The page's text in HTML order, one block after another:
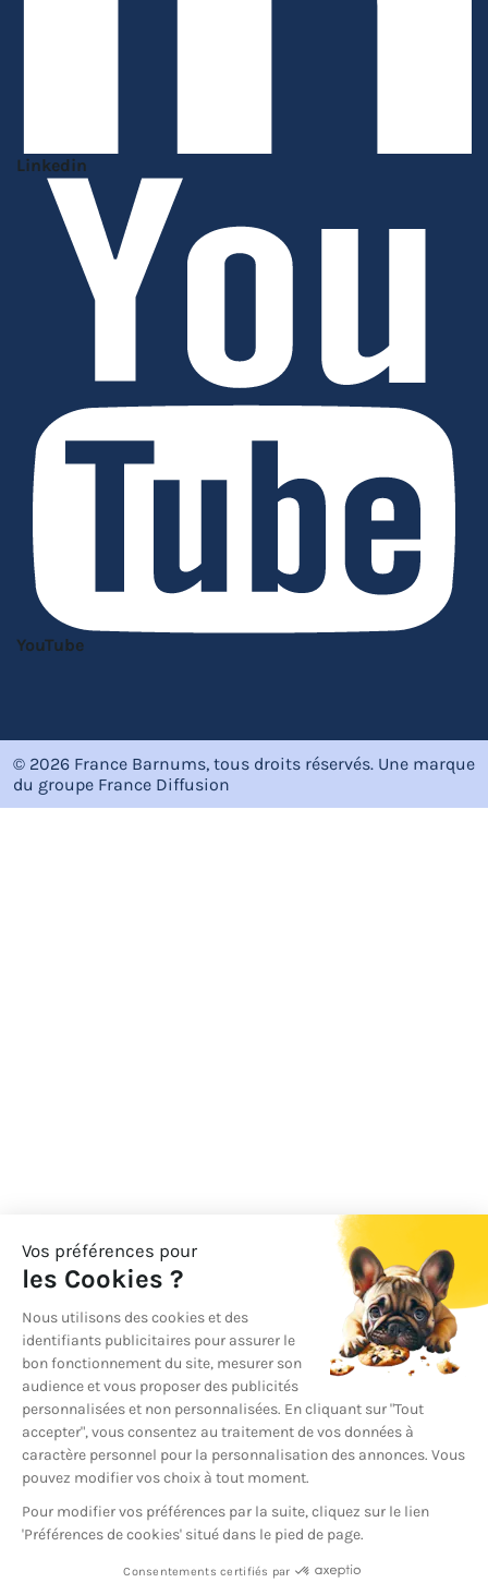
Linkedin
YouTube
© 2026 France Barnums, tous droits réservés. Une marque
du groupe France Diffusion